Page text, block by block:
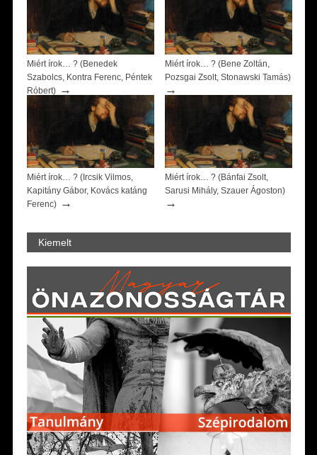
Miért írok… ? (Benedek
Szabolcs, Kontra Ferenc, Péntek
Róbert)→
Miért írok… ? (Bene Zoltán,
Pozsgai Zsolt, Stonawski Tamás)
→
Miért írok… ? (Ircsik Vilmos,
Kapitány Gábor, Kovács katáng
Ferenc)→
Miért írok… ? (Bánfai Zsolt,
Sarusi Mihály, Szauer Ágoston)
→
Kiemelt